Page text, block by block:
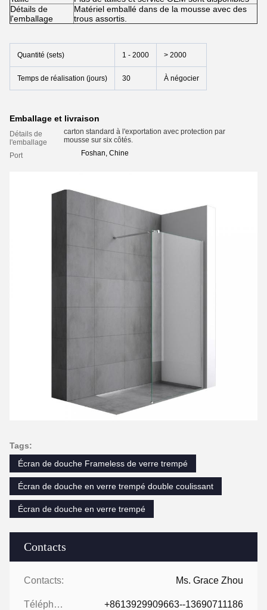
Contacts
Contacts: Ms. Grace Zhou
Téléphone: +8613929909663--13690711186
Détails de
l'emballage
Matériel emballé dans de la mousse avec des
trous assortis.
Quantité (sets) 1 - 2000 > 2000
Temps de réalisation (jours) 30 À négocier
Emballage et livraison
Détails de
l'emballage
carton standard à l'exportation avec protection par
mousse sur six côtés.
Port
Foshan, Chine
Tags:
Écran de douche Frameless de verre trempé
Écran de douche en verre trempé double coulissant
Écran de douche en verre trempé